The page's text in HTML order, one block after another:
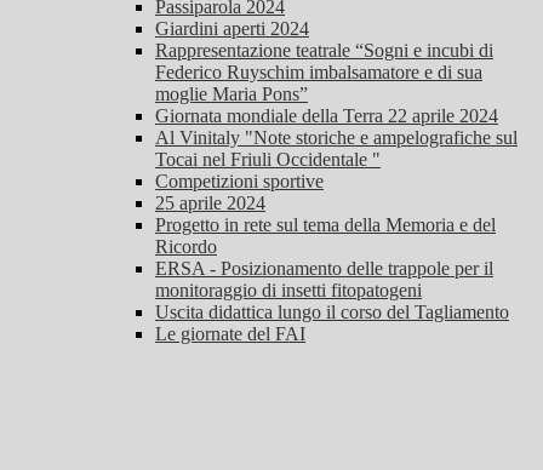
Passiparola 2024
Giardini aperti 2024
Rappresentazione teatrale “Sogni e incubi di
Federico Ruyschim imbalsamatore e di sua
moglie Maria Pons”
Giornata mondiale della Terra 22 aprile 2024
Al Vinitaly "Note storiche e ampelografiche sul
Tocai nel Friuli Occidentale "
Competizioni sportive
25 aprile 2024
Progetto in rete sul tema della Memoria e del
Ricordo
ERSA - Posizionamento delle trappole per il
monitoraggio di insetti fitopatogeni
Uscita didattica lungo il corso del Tagliamento
Le giornate del FAI